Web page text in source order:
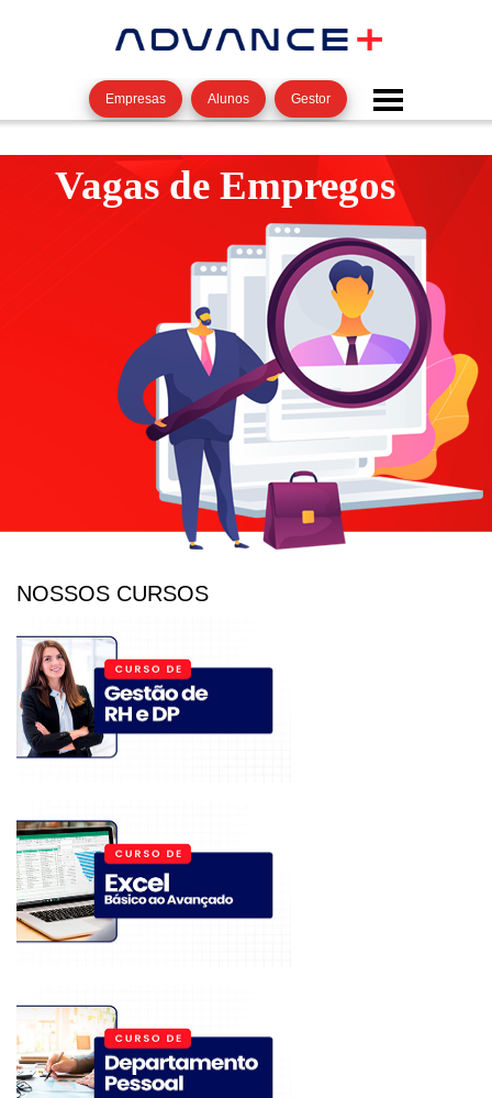
Empresas Alunos Gestor
Vagas de Empregos
NOSSOS CURSOS